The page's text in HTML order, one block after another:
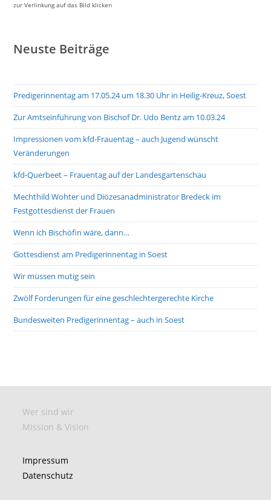
zur Verlinkung auf das Bild klicken
Neuste Beiträge
Predigerinnentag am 17.05.24 um 18.30 Uhr in Heilig-Kreuz, Soest
Zur Amtseinführung von Bischof Dr. Udo Bentz am 10.03.24
Impressionen vom kfd-Frauentag – auch Jugend wünscht
Veränderungen
kfd-Querbeet – Frauentag auf der Landesgartenschau
Mechthild Wohter und Diözesanadministrator Bredeck im
Festgottesdienst der Frauen
Wenn ich Bischöfin wäre, dann…
Gottesdienst am Predigerinnentag in Soest
Wir müssen mutig sein
Zwölf Forderungen für eine geschlechtergerechte Kirche
Bundesweiten Predigerinnentag – auch in Soest
Wer sind wir
Mission & Vision
Impressum
Datenschutz